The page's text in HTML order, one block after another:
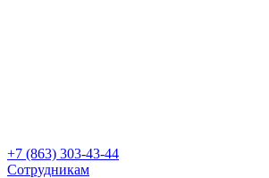
+7 (863) 303-43-44
Сотрудникам